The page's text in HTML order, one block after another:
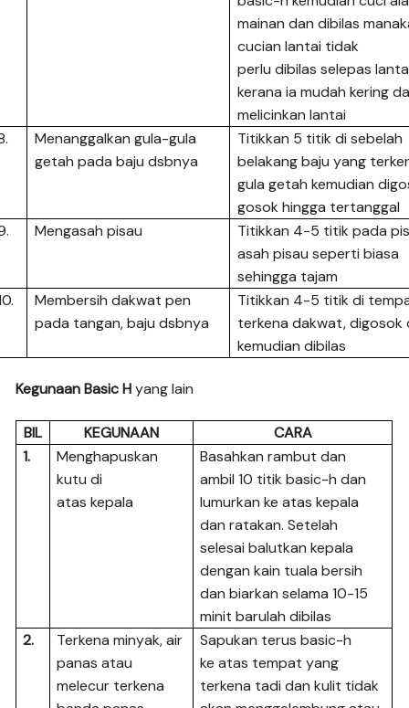
mainan dan dibilas
cucian lantai tidak
perlu dibilas selepas
kerana ia mudah kering
melicinkan lantai
Menanggalkan gula-gula
getah pada baju dsbnya
Titikkan 5 titik di sebelah
belakang baju yang
gula getah kemudian
gosok hingga tertanggal
Mengasah pisau
Titikkan 4-5 titik pada
asah pisau seperti biasa
sehingga tajam
Membersih dakwat pen
pada tangan, baju dsbnya
Titikkan 4-5 titik di
terkena dakwat, digosok
kemudian dibilas
Kegunaan Basic Hyang lain
BIL KEGUNAAN
CARA
1.
Menghapuskan
kutu di
atas kepala
Basahkan rambut dan
ambil 10 titik basic-h dan
lumurkan ke atas kepala
dan ratakan. Setelah
selesai balutkan kepala
dengan kain tuala bersih
dan biarkan selama 10-15
minit barulah dibilas
2.
Terkena minyak, air
panas atau
melecur terkena
Sapukan terus basic-h
ke atas tempat yang
terkena tadi dan kulit tidak